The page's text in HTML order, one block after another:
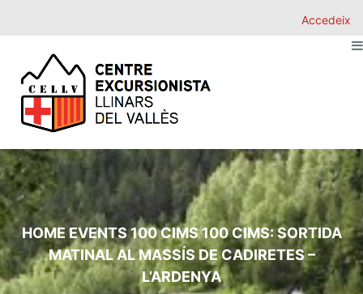
Accedeix
HOME EVENTS100 CIMS100 CIMS: SORTIDA
MATINAL AL MASSÍS DE CADIRETES –
L’ARDENYA